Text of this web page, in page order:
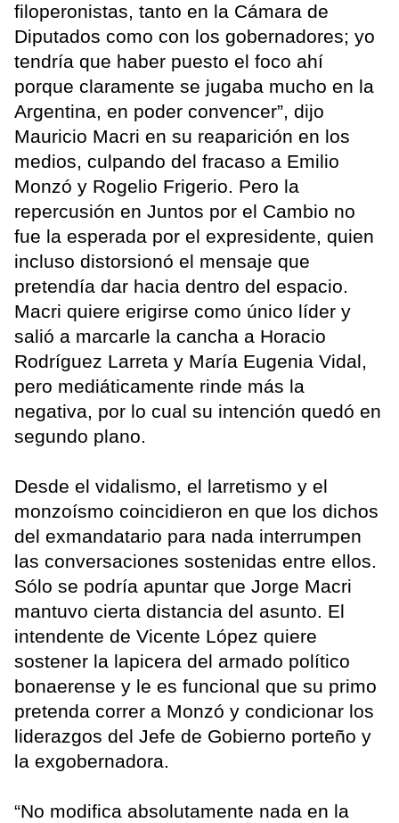
filoperonistas, tanto en la Cámara de
Diputados como con los gobernadores; yo
tendría que haber puesto el foco ahí
porque claramente se jugaba mucho en la
Argentina, en poder convencer”, dijo
Mauricio Macri en su reaparición en los
medios, culpando del fracaso a Emilio
Monzó y Rogelio Frigerio. Pero la
repercusión en Juntos por el Cambio no
fue la esperada por el expresidente, quien
incluso distorsionó el mensaje que
pretendía dar hacia dentro del espacio.
Macri quiere erigirse como único líder y
salió a marcarle la cancha a Horacio
Rodríguez Larreta y María Eugenia Vidal,
pero mediáticamente rinde más la
negativa, por lo cual su intención quedó en
segundo plano.
Desde el vidalismo, el larretismo y el
monzoísmo coincidieron en que los dichos
del exmandatario para nada interrumpen
las conversaciones sostenidas entre ellos.
Sólo se podría apuntar que Jorge Macri
mantuvo cierta distancia del asunto. El
intendente de Vicente López quiere
sostener la lapicera del armado político
bonaerense y le es funcional que su primo
pretenda correr a Monzó y condicionar los
liderazgos del Jefe de Gobierno porteño y
la exgobernadora.
“No modifica absolutamente nada en la